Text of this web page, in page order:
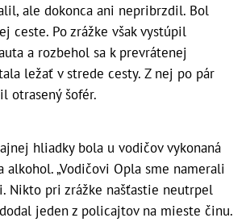
ale dokonca ani nepribrzdil. Bol
ceste. Po zrážke však vystúpil
a rozbehol sa k prevrátenej
ležať v strede cesty. Z nej po pár
otrasený šofér.
hliadky bola u vodičov vykonaná
alkohol. „Vodičovi Opla sme namerali
Nikto pri zrážke našťastie neutrpel
jeden z policajtov na mieste činu.